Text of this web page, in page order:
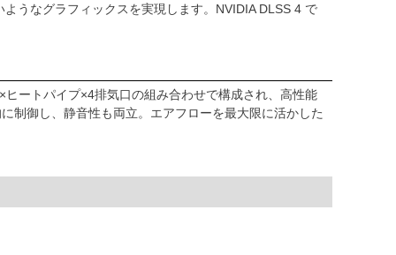
うなグラフィックスを実現します。NVIDIA DLSS 4 で
ートパイプ×4排気口の組み合わせで構成され、高性能
制御し、静音性も両立。エアフローを最大限に活かした